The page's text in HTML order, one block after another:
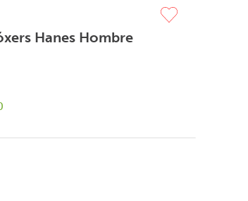
Hanes Hombre